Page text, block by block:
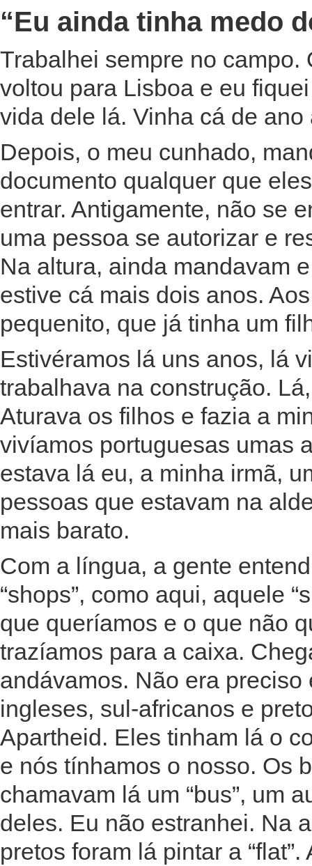
“Eu ainda tinha medo
Trabalhei sempre no
voltou para Lisboa e eu
vida dele lá. Vinha cá de
Depois, o meu cunhado,
documento qualquer que
entrar. Antigamente, não se
uma pessoa se autorizar e
Na altura, ainda mandavam
estive cá mais dois anos.
pequenito, que já tinha um
Estivéramos lá uns anos, lá
trabalhava na construção.
Aturava os filhos e fazia a
vivíamos portuguesas umas
estava lá eu, a minha irmã,
pessoas que estavam na
mais barato.
Com a língua, a gente
“shops”, como aqui, aquele
que queríamos e o que não
trazíamos para a caixa.
andávamos. Não era
ingleses, sul-africanos e
Apartheid. Eles tinham lá o
e nós tínhamos o nosso. Os
chamavam lá um “bus”, um
deles. Eu não estranhei. Na
pretos foram lá pintar a